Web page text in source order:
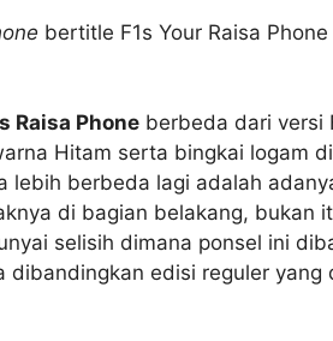
bertitle F1s Your Raisa Phone
Raisa Phone berbeda dari versi
Hitam serta bingkai logam
lebih berbeda lagi adalah
di bagian belakang, bukan
selisih dimana ponsel ini
dibandingkan edisi reguler yang